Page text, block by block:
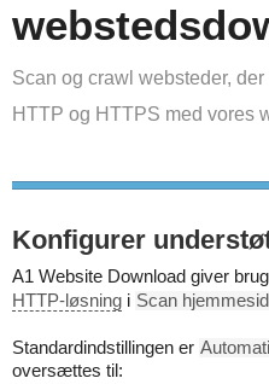
Scan og crawl websteder,
HTTP og HTTPS med vores
Konfigurer
A1 Website Download giver
HTTP-løsning i Scan
Standardindstillingen er
oversættes til: